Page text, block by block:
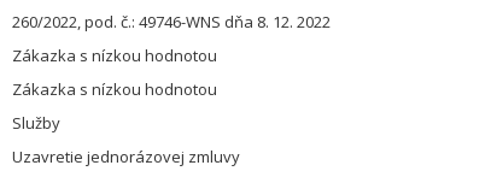
260/2022, pod. č.: 49746-WNS dňa 8. 12. 2022
Zákazka s nízkou hodnotou
Zákazka s nízkou hodnotou
Služby
Uzavretie jednorázovej zmluvy